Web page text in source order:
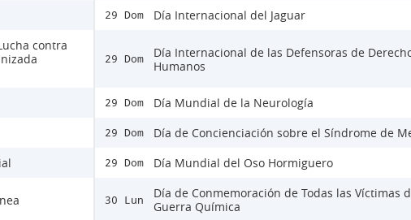
contra
29 Dom Día Internacional del Jaguar
29 Dom
Día Internacional de las Defensoras de
Humanos
29 Dom Día Mundial de la Neurología
29 Dom Día de Concienciación sobre el Síndrome de
29 Dom Día Mundial del Oso Hormiguero
30 Lun
Día de Conmemoración de Todas las Víctimas
Guerra Química